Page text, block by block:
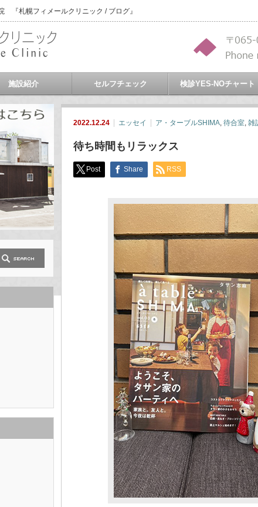
『札幌フィメールクリニック / ブログ』
施設紹介 セルフチェック 検診YES-NOチャート
2022.12.24 エッセイ ア・ターブルSHIMA, 待合室, 雑
待ち時間もリラックス
Post Share RSS